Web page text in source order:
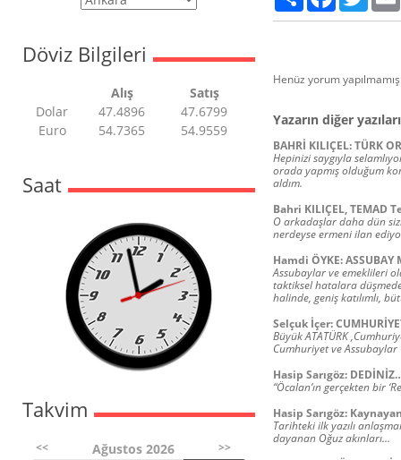
Döviz Bilgileri
Alış
Satış
Dolar
47.4896
47.6799
Euro
54.7365 54.9559
Saat
Takvim
<< Ağustos 2026 >>
Henüz yorum
Yazarın diğer yazıları
BAHRİ KILIÇEL: TÜRK
Hepinizi saygıyla
orada yapmış olduğum
aldım.
Bahri KILIÇEL, TEMAD
O arkadaşlar daha dün
nerdeyse ermeni ilan
Hamdi ÖYKE: ASSUBAY
Assubaylar ve emeklileri
taktiksel hatalara
halinde, geniş katılımlı,
Selçuk İçer:
Büyük ATATÜRK
Cumhuriyet ve
Hasip Sarıgöz:
“Öcalan’ın gerçekten bir
Hasip Sarıgöz:
Tarihteki ilk yazılı
dayanan Oğuz akınları…